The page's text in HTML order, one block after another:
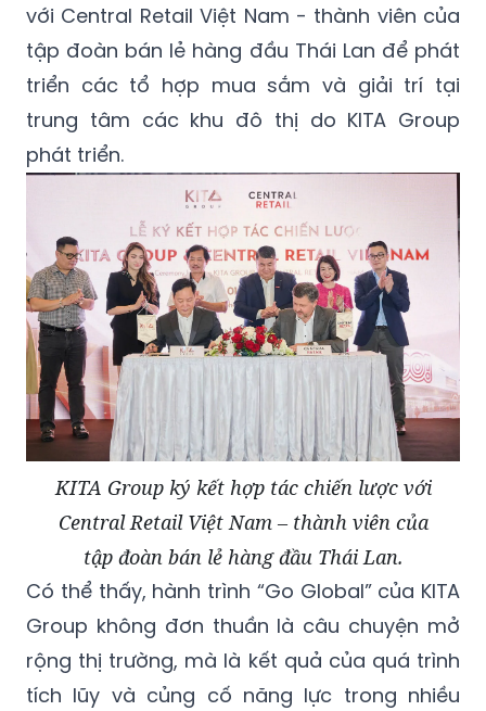
với Central Retail Việt Nam - thành viên của
tập đoàn bán lẻ hàng đầu Thái Lan để phát
triển các tổ hợp mua sắm và giải trí tại
trung tâm các khu đô thị do KITA Group
phát triển.
KITA Group ký kết hợp tác chiến lược với
Central Retail Việt Nam – thành viên của
tập đoàn bán lẻ hàng đầu Thái Lan.
Có thể thấy, hành trình “Go Global” của KITA
Group không đơn thuần là câu chuyện mở
rộng thị trường, mà là kết quả của quá trình
tích lũy và củng cố năng lực trong nhiều